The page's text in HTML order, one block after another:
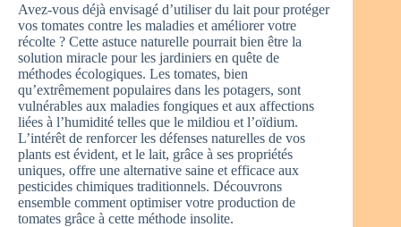
Avez-vous déjà envisagé d’utiliser du lait pour protéger
vos tomates contre les maladies et améliorer votre
récolte ? Cette astuce naturelle pourrait bien être la
solution miracle pour les jardiniers en quête de
méthodes écologiques. Les tomates, bien
qu’extrêmement populaires dans les potagers, sont
vulnérables aux maladies fongiques et aux affections
liées à l’humidité telles que le mildiou et l’oïdium.
L’intérêt de renforcer les défenses naturelles de vos
plants est évident, et le lait, grâce à ses propriétés
uniques, offre une alternative saine et efficace aux
pesticides chimiques traditionnels. Découvrons
ensemble comment optimiser votre production de
tomates grâce à cette méthode insolite.